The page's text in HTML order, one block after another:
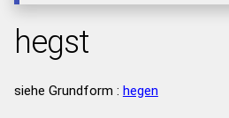
hegst
siehe Grundform : hegen